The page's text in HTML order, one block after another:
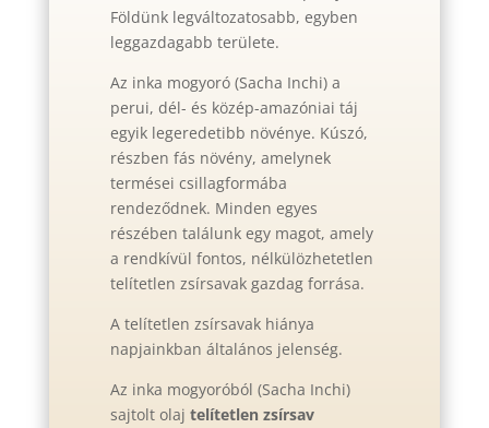
Földünk legváltozatosabb, egyben
leggazdagabb területe.
Az inka mogyoró (Sacha Inchi) a
perui, dél- és közép-amazóniai táj
egyik legeredetibb növénye. Kúszó,
részben fás növény, amelynek
termései csillagformába
rendeződnek. Minden egyes
részében találunk egy magot, amely
a rendkívül fontos, nélkülözhetetlen
telítetlen zsírsavak gazdag forrása.
A telítetlen zsírsavak hiánya
napjainkban általános jelenség.
Az inka mogyoróból (Sacha Inchi)
sajtolt olaj telítetlen zsírsav